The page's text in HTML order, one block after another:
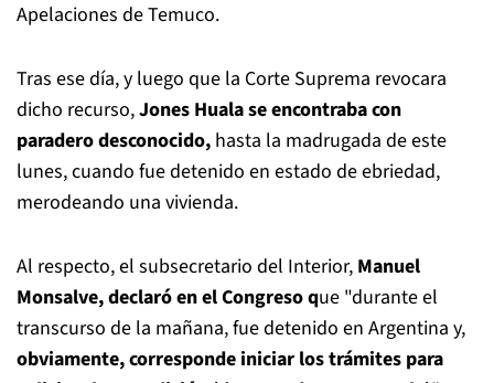
Apelaciones de Temuco.
Tras ese día, y luego que la Corte Suprema revocara
dicho recurso,Jones Huala se encontraba con
paradero desconocido, hasta la madrugada de este
lunes, cuando fue detenido en estado de ebriedad,
merodeando una vivienda.
Al respecto, el subsecretario del Interior, Manuel
Monsalve, declaró en el Congreso que "durante el
transcurso de la mañana, fue detenido en Argentina y,
obviamente, corresponde iniciar los trámites para